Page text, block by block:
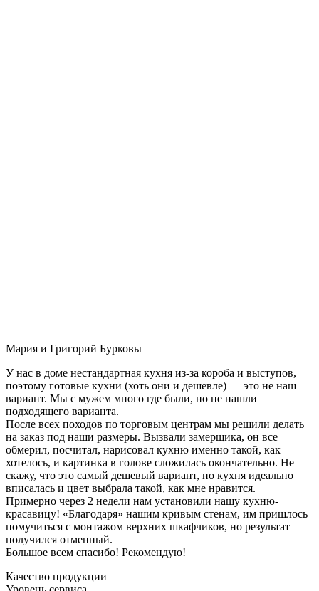
Мария и Григорий Бурковы
У нас в доме нестандартная кухня из-за короба и выступов,
поэтому готовые кухни (хоть они и дешевле) — это не наш
вариант. Мы с мужем много где были, но не нашли
подходящего варианта.
После всех походов по торговым центрам мы решили делать
на заказ под наши размеры. Вызвали замерщика, он все
обмерил, посчитал, нарисовал кухню именно такой, как
хотелось, и картинка в голове сложилась окончательно. Не
скажу, что это самый дешевый вариант, но кухня идеально
вписалась и цвет выбрала такой, как мне нравится.
Примерно через 2 недели нам установили нашу кухню-
красавицу! «Благодаря» нашим кривым стенам, им пришлось
помучиться с монтажом верхних шкафчиков, но результат
получился отменный.
Большое всем спасибо! Рекомендую!
Качество продукции